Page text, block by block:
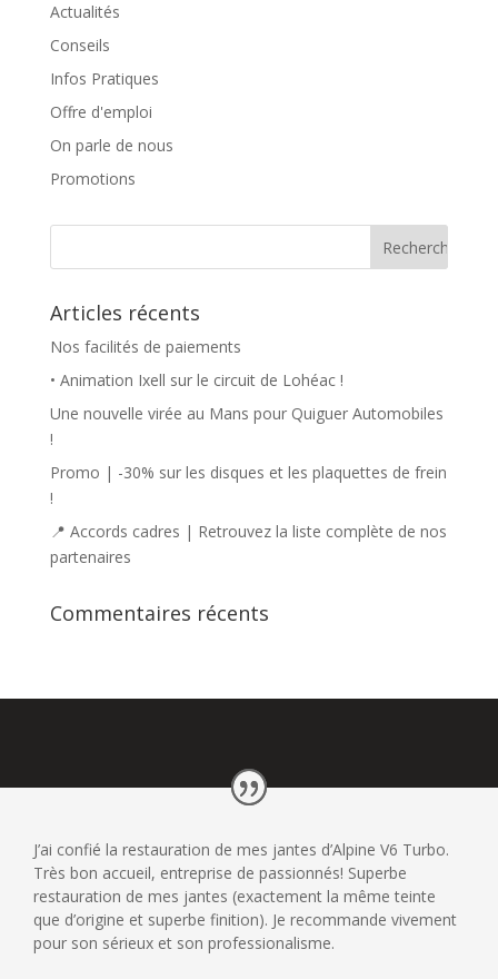
Actualités
Conseils
Infos Pratiques
Offre d'emploi
On parle de nous
Promotions
Articles récents
Nos facilités de paiements
• Animation Ixell sur le circuit de Lohéac !
Une nouvelle virée au Mans pour Quiguer Automobiles
!
Promo | -30% sur les disques et les plaquettes de frein
!
📍 Accords cadres | Retrouvez la liste complète de nos
partenaires
Commentaires récents
J’ai confié la restauration de mes jantes d’Alpine V6 Turbo.
Très bon accueil, entreprise de passionnés! Superbe
restauration de mes jantes (exactement la même teinte
que d’origine et superbe finition). Je recommande vivement
pour son sérieux et son professionalisme.